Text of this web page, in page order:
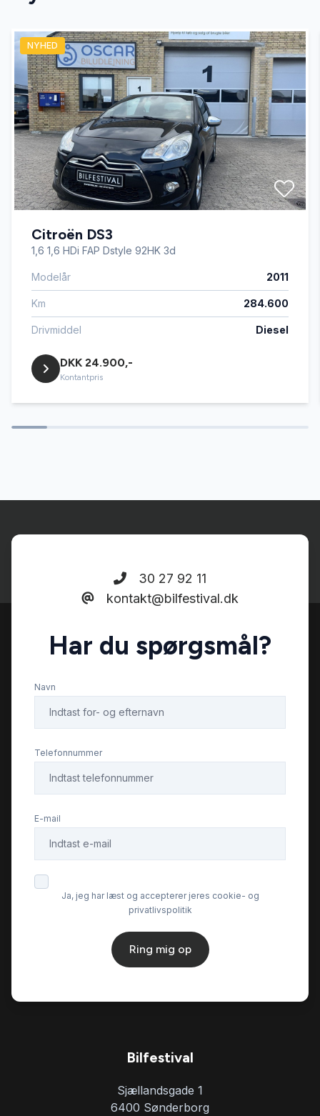
automatgear
automatisk nedblændeligt bakspejl
automatisk parkeringssystem
AUX tilslutning
bakkamera
Bluetooth
dellæder
el-betjent bagklap
fjernbetjent centrallås
fuld LED forlygter
højdejusterbare forsæder
internet
ISOFIX
kabinevarmer
kørecomputer
nøglefri adgang
NYHED
Citroën DS3
1,6 1,6 HDi FAP Dstyle 92HK 3d
Modelår 2011
Km 284.600
Drivmiddel Diesel
DKK 24.900,-
Kontantpris
30 27 92 11
kontakt@bilfestival.dk
Har du spørgsmål?
Navn
Telefonnummer
E-mail
Ja, jeg har læst og accepterer jeres cookie- og
privatlivspolitik
Ring mig op
Bilfestival
Sjællandsgade 1
6400 Sønderborg